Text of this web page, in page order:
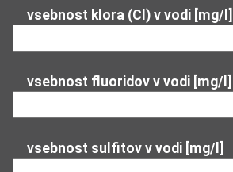
vsebnost klora (Cl) v vodi [mg/l]
vsebnost fluoridov v vodi [mg/l]
vsebnost sulfitov v vodi [mg/l]